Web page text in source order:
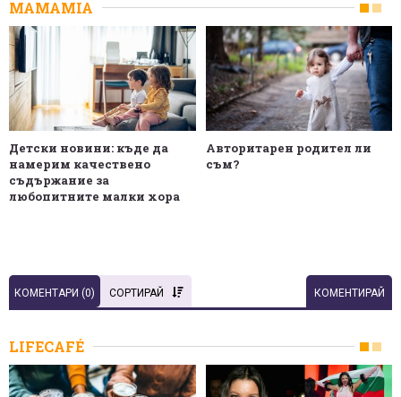
MAMAMIA
Детски новини: къде да
намерим качествено
съдържание за
любопитните малки хора
Авторитарен родител ли
съм?
КОМЕНТАРИ (0) СОРТИРАЙ КОМЕНТИРАЙ
LIFECAFÉ